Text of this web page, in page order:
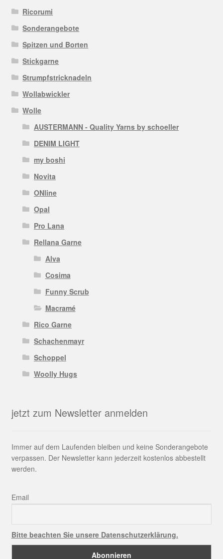
Ricorumi
Sonderangebote
Spitzen und Borten
Stickgarne
Strumpfstricknadeln
Wollabwickler
Wolle
AUSTERMANN - Quality Yarns by schoeller
DENIM LIGHT
my boshi
Novita
ONline
Opal
Pro Lana
Rellana Garne
Alva
Cosima
Funny Scrub
Macramé
Rico Garne
Schachenmayr
Schoppel
Woolly Hugs
jetzt zum Newsletter anmelden
Immer auf dem Laufenden bleiben und keine Sonderangebote
verpassen. Der Newsletter kann jederzeit kostenlos abbestellt
werden.
Email
Bitte beachten Sie unsere Datenschutzerklärung.